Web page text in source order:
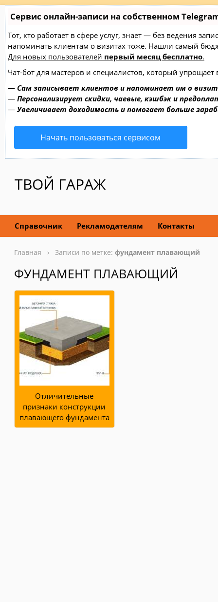
Сервис онлайн-записи на собственном
Тот, кто работает в сфере услуг, знает — без ведения
напоминать клиентам о визитах тоже. Нашли самый
Для новых пользователей первый месяц бесплатно.
Чат-бот для мастеров и специалистов, который упрощает
— Сам записывает клиентов и напоминает им о
— Персонализирует скидки, чаевые, кэшбэк и
— Увеличивает доходимость и помогает больше
Начать пользоваться сервисом
ТВОЙ ГАРАЖ
Справочник Рекламодателям Контакты
Главная › Записи по метке: фундамент плавающий
ФУНДАМЕНТ ПЛАВАЮЩИЙ
Отличительные
признаки конструкции
плавающего фундамента